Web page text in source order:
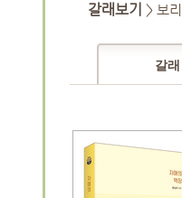
갈래보기 > 보
갈래